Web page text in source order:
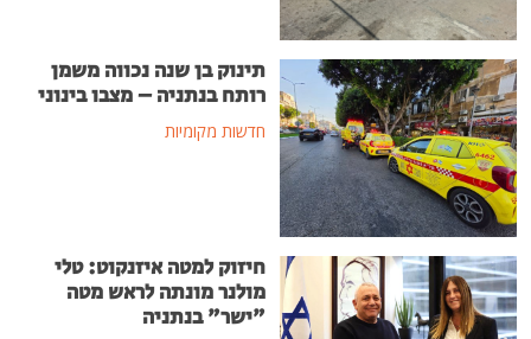
תינוק בן שנה נכווה משמן
רותח בנתניה – מצבו בינוני
חדשות מקומיות
חיזוק למטה איזנקוט: טלי
מולנר מונתה לראש מטה
"ישר" בנתניה